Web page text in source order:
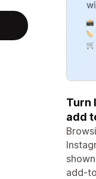
Turn
add
add-